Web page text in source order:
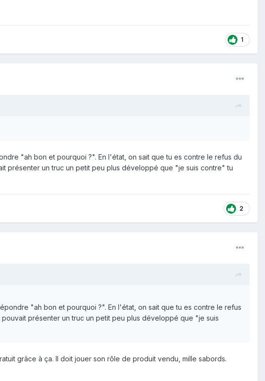
1
"ah bon et pourquoi ?". En l'état, on sait que tu es contre le refus du
présenter un truc un petit peu plus développé que "je suis contre" tu
2
"ah bon et pourquoi ?". En l'état, on sait que tu es contre le refus
présenter un truc un petit peu plus développé que "je suis
grâce à ça. Il doit jouer son rôle de produit vendu, mille sabords.